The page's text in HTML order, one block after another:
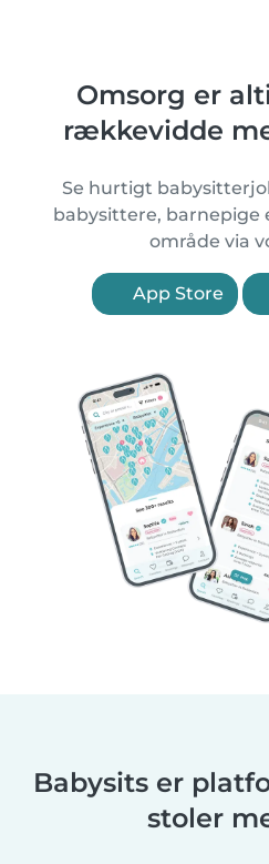
Omsorg er
rækkevidde
Se hurtigt
babysittere, barnepige
område via
App Store
Babysits er
stoler